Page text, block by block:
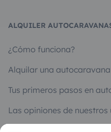
ALQUILER
¿Cómo funciona?
Alquilar una autocaravana
Tus primeros pasos en
Las opiniones de nuestros